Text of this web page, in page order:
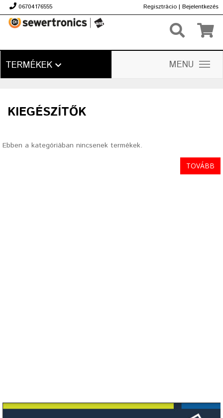
06704176555 Regisztrácio | Bejelentkezés
TERMÉKEK MENU
KIEGÉSZÍTŐK
Ebben a kategóriában nincsenek termékek.
TOVÁBB